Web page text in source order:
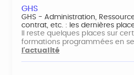
GHS
GHS - Administration,
contrat, etc. : les dernières
Il reste quelques places sur
formations programmées en
l'actualité